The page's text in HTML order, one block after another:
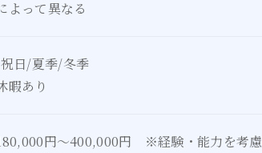
よって異なる
日/夏季/冬季
暇あり
円～400,000円 ※経験・能力を考慮